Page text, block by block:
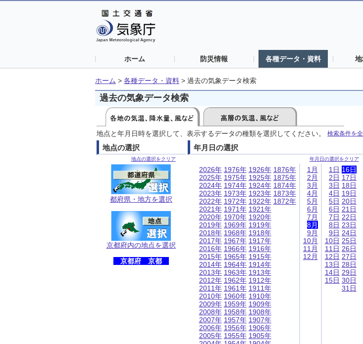
ホーム 防災情報 各種データ・資料
ホーム > 各種データ・資料 > 過去の気象データ検索
過去の気象データ検索
地点と年月日時を選択して、表示するデータの種類を選択してください。 検索条件を
地点の選択
地点の選択をクリア
都府県・地方を選択
京都府内の地点を選択
京都府 京都
年月日の選択
年月日の選択をクリア
2026年
2025年
2024年
2023年
2022年
2021年
2020年
2019年
2018年
2017年
2016年
2015年
2014年
2013年
2012年
2011年
2010年
2009年
2008年
2007年
2006年
2005年
1976年
1975年
1974年
1973年
1972年
1971年
1970年
1969年
1968年
1967年
1966年
1965年
1964年
1963年
1962年
1961年
1960年
1959年
1958年
1957年
1956年
1955年
1926年
1925年
1924年
1923年
1922年
1921年
1920年
1919年
1918年
1917年
1916年
1915年
1914年
1913年
1912年
1911年
1910年
1909年
1908年
1907年
1906年
1905年
1876年
1875年
1874年
1873年
1872年
1月
2月
3月
4月
5月
6月
7月
8月
9月
10月
11月
12月
1日
2日
3日
4日
5日
6日
7日
8日
9日
10日
11日
12日
13日
14日
15日
16日
17日
18日
19日
20日
21日
22日
23日
24日
25日
26日
27日
28日
29日
30日
31日